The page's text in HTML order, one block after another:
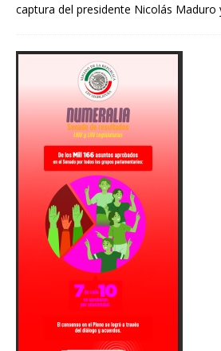
captura del presidente Nicolás Maduro